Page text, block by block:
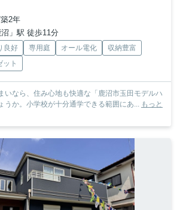
2年
」駅 徒歩11分
良好 専用庭 オール電化
収納豊富
ット
いなら、住み心地も快適な「鹿沼市玉田モデルハ
うか。小学校が十分通学できる範囲にあ... もっと